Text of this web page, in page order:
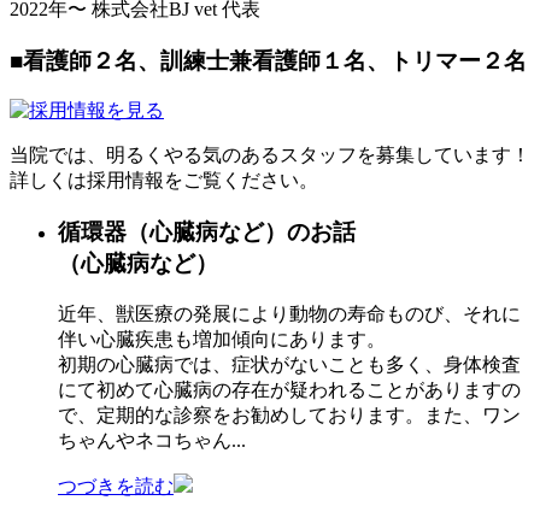
2022年〜 株式会社BJ vet 代表
■看護師２名、訓練士兼看護師１名、トリマー２名
当院では、明るくやる気のあるスタッフを募集しています！
詳しくは採用情報をご覧ください。
循環器 （心臓病など） のお話
（心臓病など）
近年、獣医療の発展により動物の寿命ものび、それに
伴い心臓疾患も増加傾向にあります。
初期の心臓病では、症状がないことも多く、身体検査
にて初めて心臓病の存在が疑われることがありますの
で、定期的な診察をお勧めしております。また、ワン
ちゃんやネコちゃん...
つづきを読む